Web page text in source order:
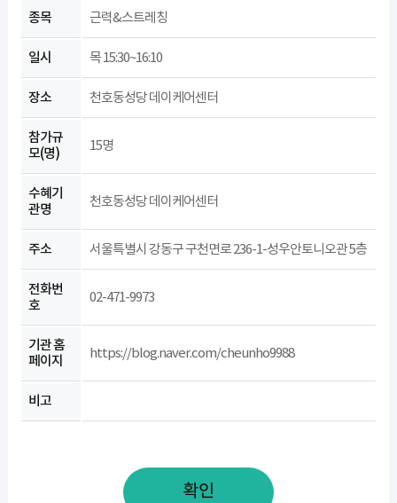
종목 근력&스트레칭
일시 목 15:30~16:10
장소 천호동성당 데이케어센터
참가규
모(명)
15명
수혜기
관명
천호동성당 데이케어센터
주소 서울특별시 강동구 구천면로 236-1-성우안토니오관 5층
전화번
호
02-471-9973
기관 홈
페이지
https://blog.naver.com/cheunho9988
비고
확인